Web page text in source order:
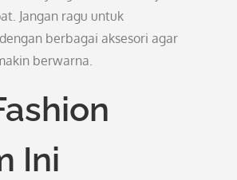
Jangan ragu untuk
berbagai aksesori agar
berwarna.
Ini